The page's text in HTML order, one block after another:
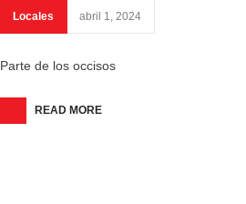
Locales abril 1, 2024
Parte de los occisos
READ MORE